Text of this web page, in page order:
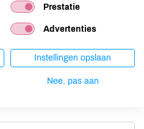
niet aanwezig
niet aanwezig
niet aanwezig
niet aanwezig
Prestatie
Advertenties
Instellingen opslaan
Nee, pas aan